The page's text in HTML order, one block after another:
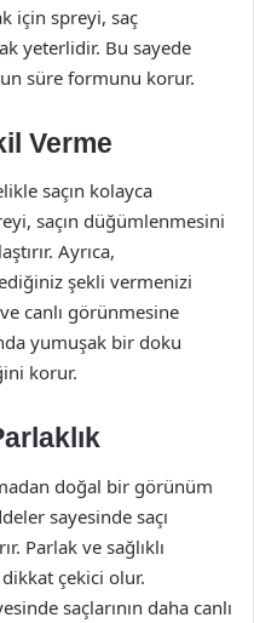
için spreyi, saç
yeterlidir. Bu sayede
süre formunu korur.
Verme
saçın kolayca
saçın düğümlenmesini
Ayrıca,
şekli vermenizi
canlı görünmesine
yumuşak bir doku
korur.
doğal bir görünüm
sayesinde saçı
Parlak ve sağlıklı
çekici olur.
saçlarının daha canlı